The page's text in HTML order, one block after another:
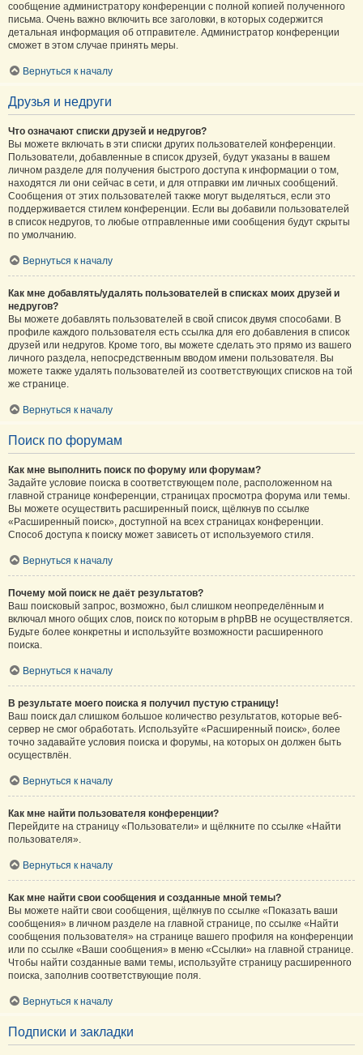
сообщение администратору конференции с полной копией полученного
письма. Очень важно включить все заголовки, в которых содержится
детальная информация об отправителе. Администратор конференции
сможет в этом случае принять меры.
Вернуться к началу
Друзья и недруги
Что означают списки друзей и недругов?
Вы можете включать в эти списки других пользователей конференции.
Пользователи, добавленные в список друзей, будут указаны в вашем
личном разделе для получения быстрого доступа к информации о том,
находятся ли они сейчас в сети, и для отправки им личных сообщений.
Сообщения от этих пользователей также могут выделяться, если это
поддерживается стилем конференции. Если вы добавили пользователей
в список недругов, то любые отправленные ими сообщения будут скрыты
по умолчанию.
Вернуться к началу
Как мне добавлять/удалять пользователей в списках моих друзей и
недругов?
Вы можете добавлять пользователей в свой список двумя способами. В
профиле каждого пользователя есть ссылка для его добавления в список
друзей или недругов. Кроме того, вы можете сделать это прямо из вашего
личного раздела, непосредственным вводом имени пользователя. Вы
можете также удалять пользователей из соответствующих списков на той
же странице.
Вернуться к началу
Поиск по форумам
Как мне выполнить поиск по форуму или форумам?
Задайте условие поиска в соответствующем поле, расположенном на
главной странице конференции, страницах просмотра форума или темы.
Вы можете осуществить расширенный поиск, щёлкнув по ссылке
«Расширенный поиск», доступной на всех страницах конференции.
Способ доступа к поиску может зависеть от используемого стиля.
Вернуться к началу
Почему мой поиск не даёт результатов?
Ваш поисковый запрос, возможно, был слишком неопределённым и
включал много общих слов, поиск по которым в phpBB не осуществляется.
Будьте более конкретны и используйте возможности расширенного
поиска.
Вернуться к началу
В результате моего поиска я получил пустую страницу!
Ваш поиск дал слишком большое количество результатов, которые веб-
сервер не смог обработать. Используйте «Расширенный поиск», более
точно задавайте условия поиска и форумы, на которых он должен быть
осуществлён.
Вернуться к началу
Как мне найти пользователя конференции?
Перейдите на страницу «Пользователи» и щёлкните по ссылке «Найти
пользователя».
Вернуться к началу
Как мне найти свои сообщения и созданные мной темы?
Вы можете найти свои сообщения, щёлкнув по ссылке «Показать ваши
сообщения» в личном разделе на главной странице, по ссылке «Найти
сообщения пользователя» на странице вашего профиля на конференции
или по ссылке «Ваши сообщения» в меню «Ссылки» на главной странице.
Чтобы найти созданные вами темы, используйте страницу расширенного
поиска, заполнив соответствующие поля.
Вернуться к началу
Подписки и закладки